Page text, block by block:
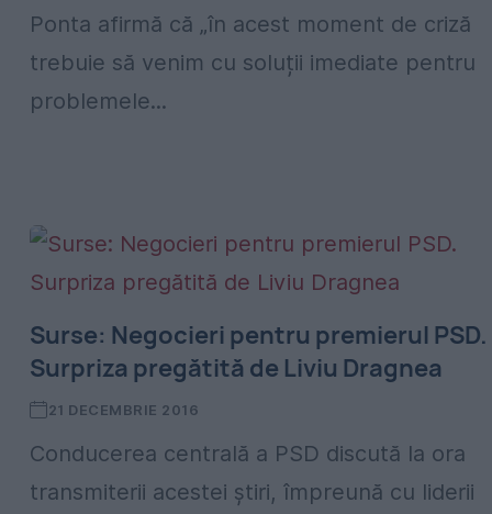
Ponta afirmă că „în acest moment de criză
trebuie să venim cu soluții imediate pentru
problemele...
Surse: Negocieri pentru premierul PSD.
Surpriza pregătită de Liviu Dragnea
21 DECEMBRIE 2016
Conducerea centrală a PSD discută la ora
transmiterii acestei ştiri, împreună cu liderii